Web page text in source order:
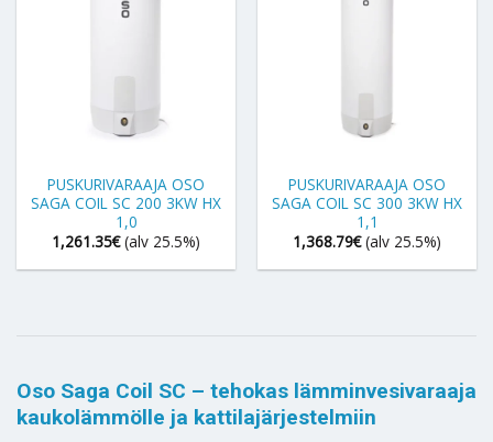
PUSKURIVARAAJA OSO
SAGA COIL SC 200 3KW HX
1,0
1,261.35€ (alv 25.5%)
PUSKURIVARAAJA OSO
SAGA COIL SC 300 3KW HX
1,1
1,368.79€ (alv 25.5%)
Oso Saga Coil SC – tehokas lämminvesivaraaja
kaukolämmölle ja kattilajärjestelmiin